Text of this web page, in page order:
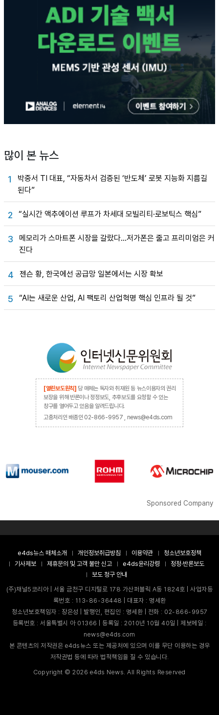
많이 본 뉴스
1
박중서 TI 대표, “자동차서 검증된 ‘반도체’ 로봇 지능화 지름길
된다”
2 “실시간 액추에이션 루프가 차세대 모빌리티·로보틱스 핵심”
3
메모리가 스마트폰 시장을 갈랐다…저가폰은 줄고 프리미엄은 커
진다
4 젠슨 황, 한국에선 공급망 일본에서는 시장 확보
5 “AI는 새로운 산업, AI 팩토리 산업혁명 핵심 인프라 될 것”
[열린보도원칙] 당 매체는 독자와 취재원 등 뉴스이용자의 권리
보장을 위해 반론이나 정정보도, 추후보도를 요청할 수 있는
창구를 열어두고 있음을 알려드립니다.
고충처리인 배종인 02-866-9957 , news@e4ds.com
Sponsored Company
e4ds뉴스 매체소개 개인정보취급방침 이용약관
청소년보호정책
기사제보
제휴문의 및 고객 불만 신고 e4ds윤리강령
정정·반론보도
보도 청구 안내
(주)채널5코리아 | 서울 금천구 디지털로 178 가산퍼블릭 A동 1824호 | 사업자등
록번호 : 113-86-36448 | 대표자 : 명세환
청소년보호책임자 : 장은성 | 발행인, 편집인 : 명세환 | 전화 : 02-866-9957
등록번호 : 서울특별시 아 01366 | 등록일 : 2010년 10월 40일 | 제보메일 :
news@e4ds.com
본 콘텐츠의 저작권은 e4ds뉴스 또는 제공처에 있으며 이를 무단 이용하는 경우
저작권법 등에 따라 법적책임을 질 수 있습니다.
Copyright ©2026 e4ds News. All Rights Reserved